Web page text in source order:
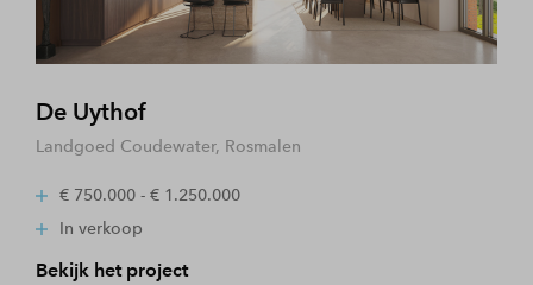
De Uythof
Landgoed Coudewater, Rosmalen
€ 750.000 - € 1.250.000
In verkoop
Bekijk het project